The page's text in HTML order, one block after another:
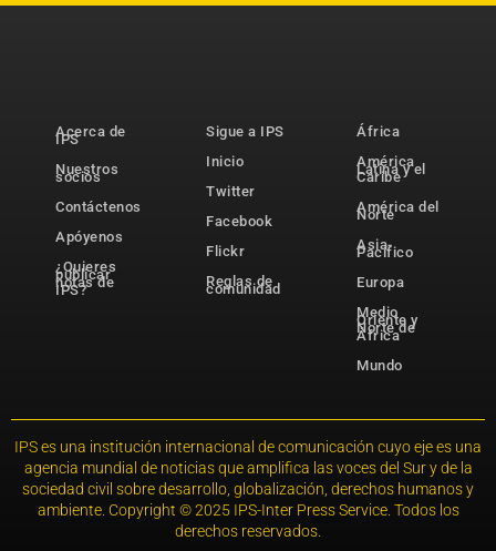
Acerca de
IPS
Nuestros
socios
Contáctenos
Apóyenos
¿Quieres
publicar
notas de
IPS?
Sigue a IPS
Inicio
Twitter
Facebook
Flickr
Reglas de
comunidad
África
América
Latina y el
Caribe
América del
Norte
Asia-
Pacífico
Europa
Medio
Oriente y
Norte de
África
Mundo
IPS es una institución internacional de comunicación cuyo eje es una
agencia mundial de noticias que amplifica las voces del Sur y de la
sociedad civil sobre desarrollo, globalización, derechos humanos y
ambiente. Copyright © 2025 IPS-Inter Press Service. Todos los
derechos reservados.